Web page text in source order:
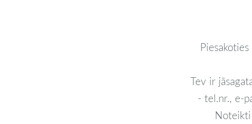
Tev ir
- tel.nr., e-
Noteikti